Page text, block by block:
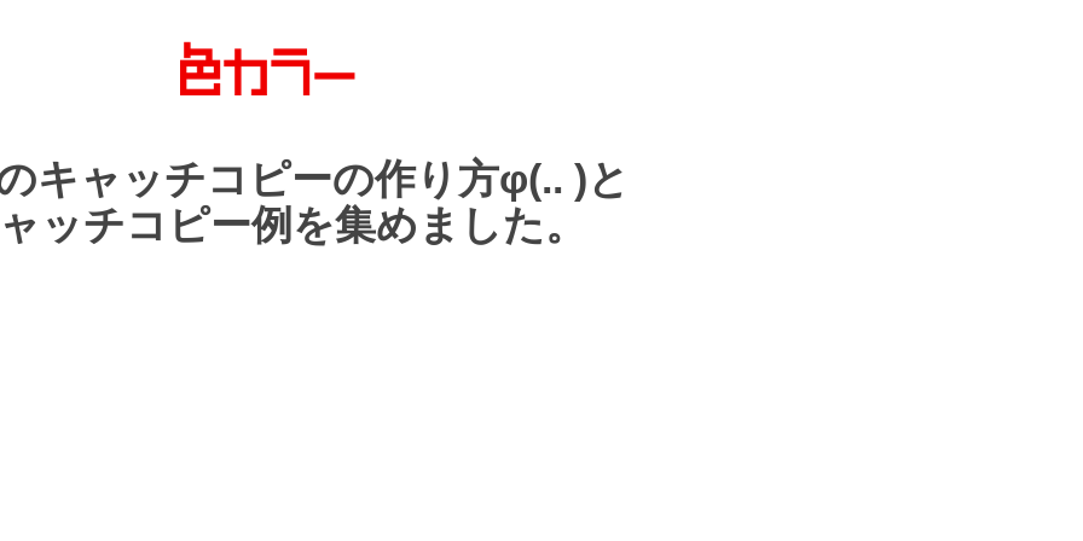
キャッチコピーの作り方φ(.. )と
ッチコピー例を集めました。